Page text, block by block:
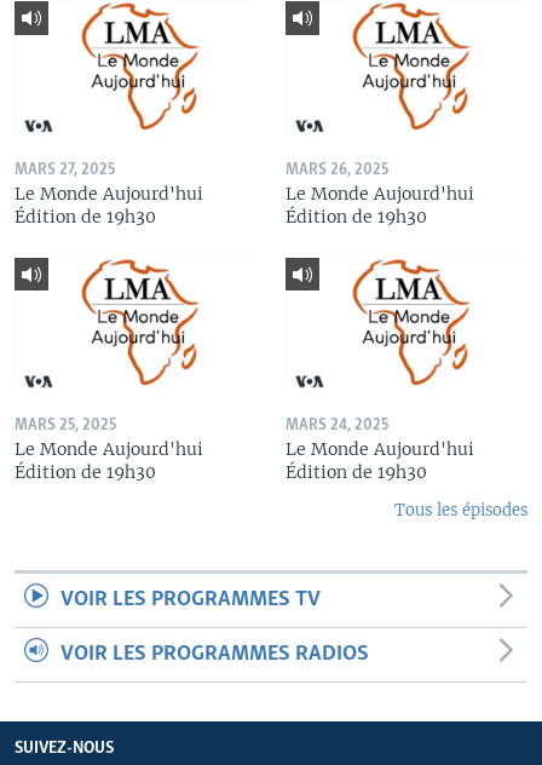
MARS 27, 2025
Le Monde Aujourd'hui
Édition de 19h30
MARS 26, 2025
Le Monde Aujourd'hui
Édition de 19h30
MARS 25, 2025
Le Monde Aujourd'hui
Édition de 19h30
MARS 24, 2025
Le Monde Aujourd'hui
Édition de 19h30
Tous les épisodes
VOIR LES PROGRAMMES TV
VOIR LES PROGRAMMES RADIOS
SUIVEZ-NOUS